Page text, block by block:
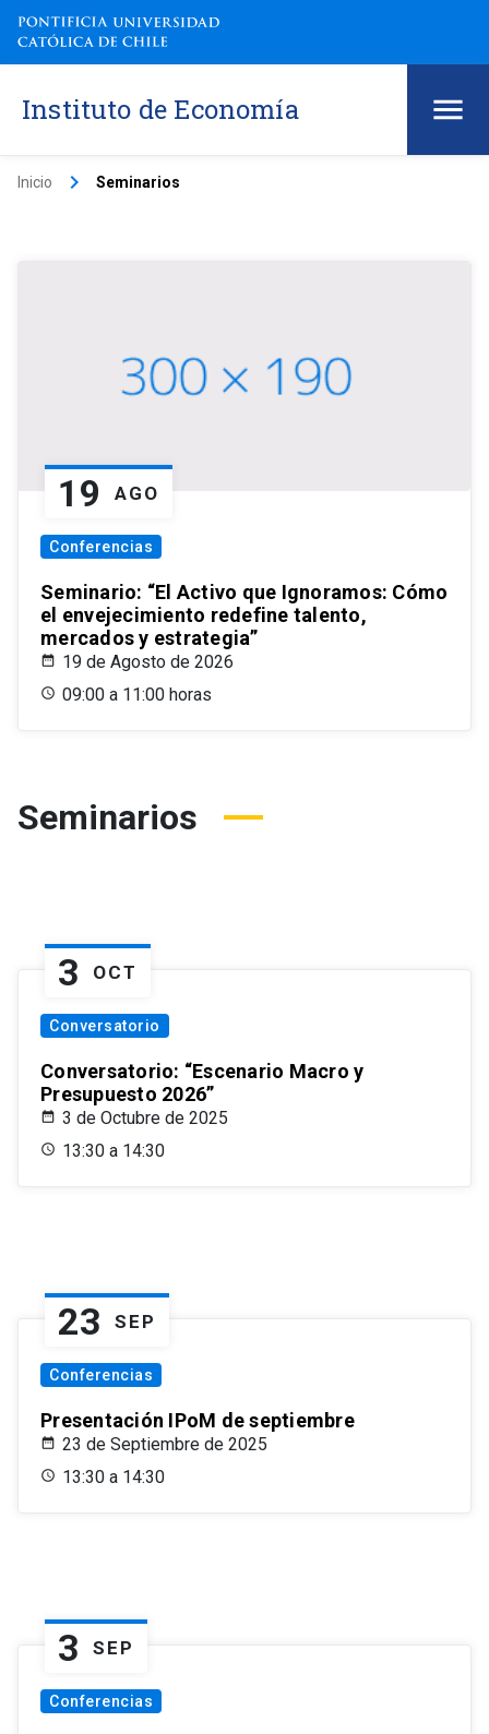
Instituto de Economía
Inicio keyboard_arrow_right Seminarios
19 AGO
Conferencias
Seminario: “El Activo que Ignoramos: Cómo
el envejecimiento redefine talento,
mercados y estrategia”
19 de Agosto de 2026
09:00 a 11:00 horas
Seminarios
3 OCT
Conversatorio
Conversatorio: “Escenario Macro y
Presupuesto 2026”
3 de Octubre de 2025
13:30 a 14:30
23 SEP
Conferencias
Presentación IPoM de septiembre
23 de Septiembre de 2025
13:30 a 14:30
3 SEP
Conferencias